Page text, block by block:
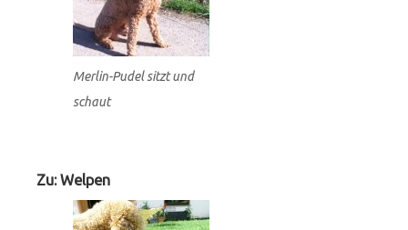
Merlin-Pudel sitzt und
schaut
Zu: Welpen